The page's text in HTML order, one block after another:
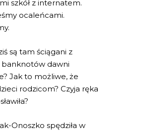
szkół z internatem.
ocaleńcami.
są tam ściągani z
dawni
Jak to możliwe, że
rodzicom? Czyja ręka
Onoszko spędziła w